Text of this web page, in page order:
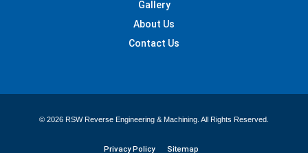
Gallery
About Us
Contact Us
© 2026 RSW Reverse Engineering & Machining. All Rights Reserved.
Privacy Policy Sitemap